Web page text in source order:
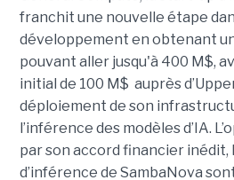
franchit une nouvelle étape
développement en obtenant
pouvant aller jusqu'à 400 M$,
initial de 100 M$ auprès
déploiement de son
l’inférence des modèles d’IA.
par son accord financier inédit,
d’inférence de SambaNova